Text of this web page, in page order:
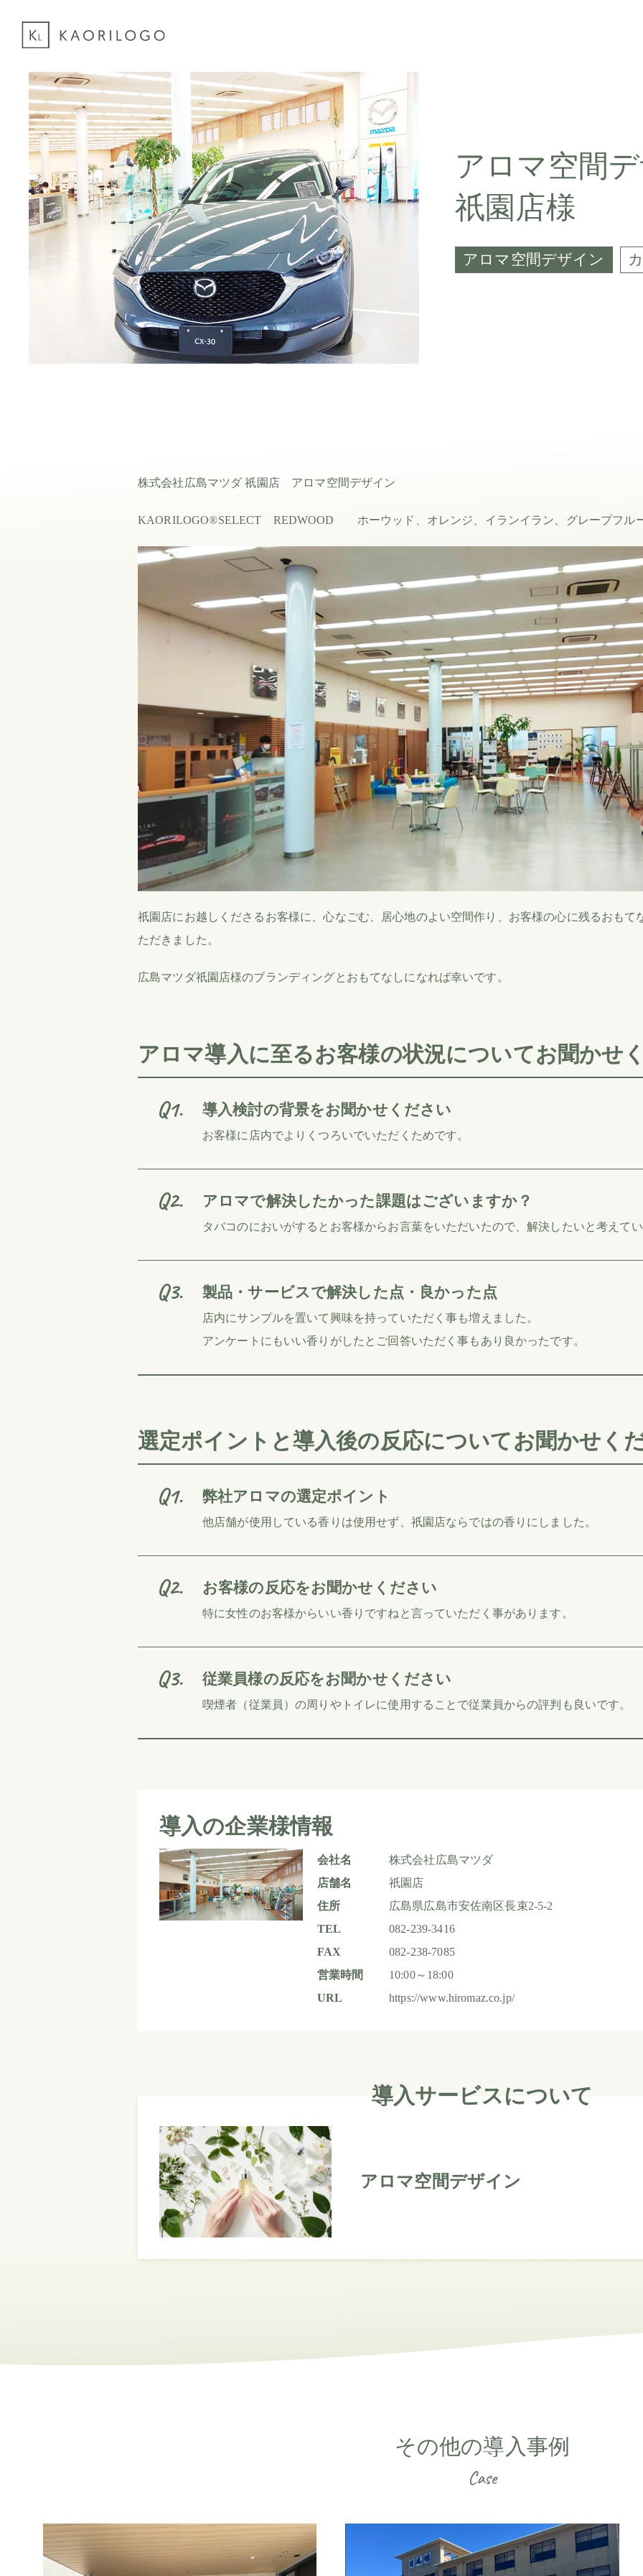
アロマ空間
祇園店様
アロマ空間デザイン
株式会社広島マツダ 祇園店 アロマ空間デザイン
KAORILOGO®SELECT REDWOOD ホーウッド、オレンジ、イランイラン、グレープフル
祇園店にお越しくださるお客様に、心なごむ、居心地のよい空間作り、お客様の心に残るおもて
ただきました。
広島マツダ祇園店様のブランディングとおもてなしになれば幸いです。
アロマ導入に至るお客様の状況についてお聞かせ
導入検討の背景をお聞かせください
お客様に店内でよりくつろいでいただくためです。
アロマで解決したかった課題はございますか？
タバコのにおいがするとお客様からお言葉をいただいたので、解決したいと考えて
製品・サービスで解決した点・良かった点
店内にサンプルを置いて興味を持っていただく事も増えました。
アンケートにもいい香りがしたとご回答いただく事もあり良かったです。
選定ポイントと導入後の反応についてお聞かせく
弊社アロマの選定ポイント
他店舗が使用している香りは使用せず、祇園店ならではの香りにしました。
お客様の反応をお聞かせください
特に女性のお客様からいい香りですねと言っていただく事があります。
従業員様の反応をお聞かせください
喫煙者（従業員）の周りやトイレに使用することで従業員からの評判も良いです。
導入の企業様情報
会社名
株式会社広島マツダ
店舗名
祇園店
住所
広島県広島市安佐南区長束2-5-2
TEL
082-239-3416
FAX
082-238-7085
営業時間
10:00～18:00
URL
https://www.hiromaz.co.jp/
導入サービスについて
アロマ空間デザイン
その他の導入事例
Case